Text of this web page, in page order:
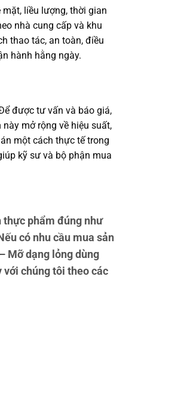
liều lượng, thời gian
nhà cung cấp và khu
thao tác, an toàn, điều
hành hằng ngày.
được tư vấn và báo giá,
mở rộng về hiệu suất,
một cách thực tế trong
kỹ sư và bộ phận mua
thực phẩm đúng như
có nhu cầu mua sản
Mỡ dạng lỏng dùng
với chúng tôi theo các